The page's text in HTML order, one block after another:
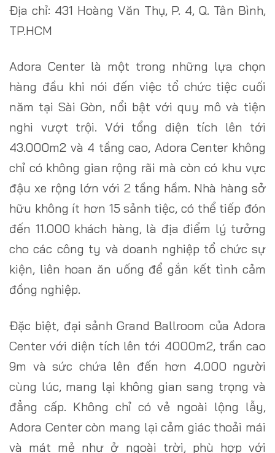
Địa chỉ: 431 Hoàng Văn Thụ, P. 4, Q. Tân Bình,
TP.HCM
Adora Center là một trong những lựa chọn
hàng đầu khi nói đến việc tổ chức tiệc cuối
năm tại Sài Gòn, nổi bật với quy mô và tiện
nghi vượt trội. Với tổng diện tích lên tới
43.000m2 và 4 tầng cao, Adora Center không
chỉ có không gian rộng rãi mà còn có khu vực
đậu xe rộng lớn với 2 tầng hầm. Nhà hàng sở
hữu không ít hơn 15 sảnh tiệc, có thể tiếp đón
đến 11.000 khách hàng, là địa điểm lý tưởng
cho các công ty và doanh nghiệp tổ chức sự
kiện, liên hoan ăn uống để gắn kết tình cảm
đồng nghiệp.
Đặc biệt, đại sảnh Grand Ballroom của Adora
Center với diện tích lên tới 4000m2, trần cao
9m và sức chứa lên đến hơn 4.000 người
cùng lúc, mang lại không gian sang trọng và
đẳng cấp. Không chỉ có vẻ ngoài lộng lẫy,
Adora Center còn mang lại cảm giác thoải mái
và mát mẻ như ở ngoài trời, phù hợp với